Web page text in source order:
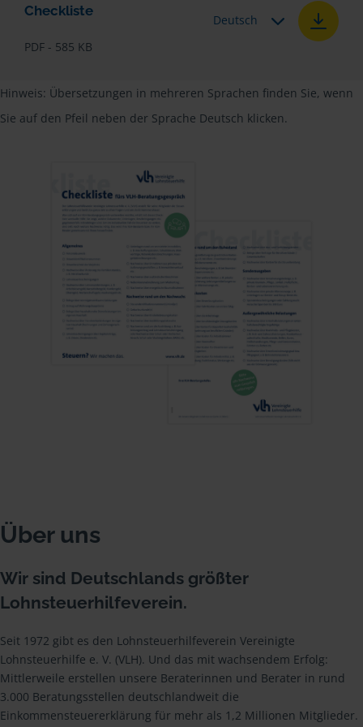
Checkliste
PDF - 585 KB
Deutsch
Hinweis: Übersetzungen in mehreren Sprachen finden Sie, wenn
Sie auf den Pfeil neben der Sprache Deutsch klicken.
Über uns
Wir sind Deutschlands größter
Lohnsteuerhilfeverein.
Seit 1972 gibt es den Lohnsteuerhilfeverein Vereinigte
Lohnsteuerhilfe e. V. (VLH). Und das mit wachsendem Erfolg:
Mittlerweile erstellen unsere Beraterinnen und Berater in rund
3.000 Beratungsstellen deutschlandweit die
Einkommensteuererklärung für mehr als 1,2 Millionen Mitglieder.